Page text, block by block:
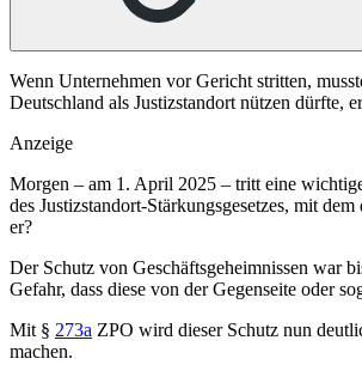
Wenn Unternehmen vor Gericht stritten,
Deutschland als Justizstandort nützen dürfte,
Anzeige
Morgen – am 1. April 2025 – tritt eine
des Justizstandort-Stärkungsgesetzes, mit
er?
Der Schutz von Geschäftsgeheimnissen war
Gefahr, dass diese von der Gegenseite oder
Mit § 273a ZPO wird dieser Schutz nun
machen.